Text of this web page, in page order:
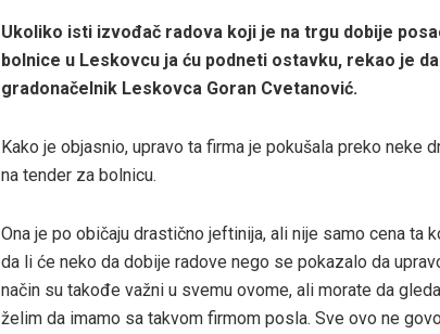
Ukoliko isti izvođač radova koji je na trgu dobije
bolnice u Leskovcu ja ću podneti ostavku, rekao je
gradonačelnik Leskovca Goran Cvetanović.
Kako je objasnio, upravo ta firma je pokušala preko neke
na tender za bolnicu.
Ona je po običaju drastično jeftinija, ali nije samo cena ta
da li će neko da dobije radove nego se pokazalo da
način su takođe važni u svemu ovome, ali morate da
želim da imamo sa takvom firmom posla. Sve ovo ne